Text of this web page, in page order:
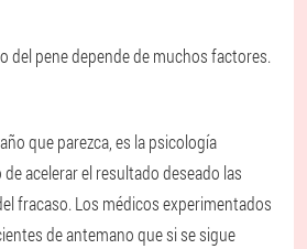
del pene depende de muchos factores.
que parezca, es la psicología
acelerar el resultado deseado las
fracaso. Los médicos experimentados
de antemano que si se sigue